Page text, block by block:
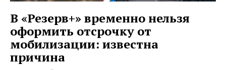
В «Резерв+» временно нельзя
оформить отсрочку от
мобилизации: известна
причина